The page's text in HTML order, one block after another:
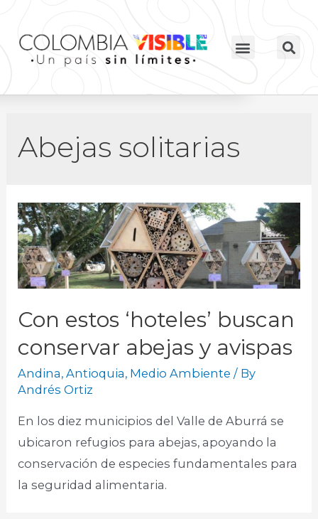
Abejas solitarias
Con estos ‘hoteles’ buscan
conservar abejas y avispas
Andina,Antioquia, Medio Ambiente / By
Andrés Ortiz
En los diez municipios del Valle de Aburrá se
ubicaron refugios para abejas, apoyando la
conservación de especies fundamentales para
la seguridad alimentaria.